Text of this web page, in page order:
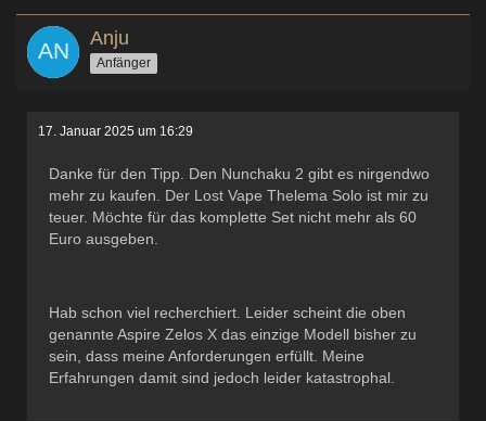
Anju
Anfänger
17. Januar 2025 um 16:29
Danke für den Tipp. Den Nunchaku 2 gibt es nirgendwo
mehr zu kaufen. Der Lost Vape Thelema Solo ist mir zu
teuer. Möchte für das komplette Set nicht mehr als 60
Euro ausgeben.
Hab schon viel recherchiert. Leider scheint die oben
genannte Aspire Zelos X das einzige Modell bisher zu
sein, dass meine Anforderungen erfüllt. Meine
Erfahrungen damit sind jedoch leider katastrophal.